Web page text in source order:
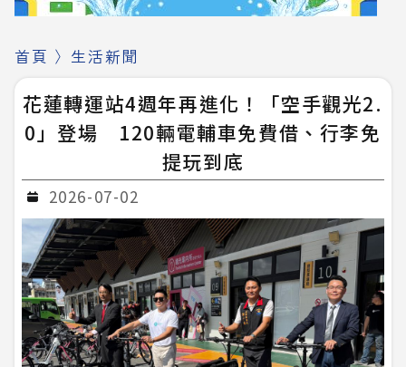
首頁 〉 生活新聞
花蓮轉運站4週年再進化！「空手觀光2.
0」登場 120輛電輔車免費借、行李免
提玩到底
2026-07-02